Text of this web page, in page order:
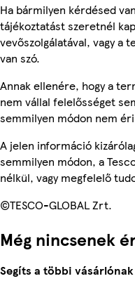
Ha bármilyen kérdésed
tájékoztatást szeretnél
vevőszolgálatával, vagy a
van szó.
Annak ellenére, hogy a
nem vállal felelősséget
semmilyen módon nem
A jelen információ
semmilyen módon, a
nélkül, vagy megfelelő
©TESCO-GLOBAL Zrt.
Még nincsenek
Segíts a többi vásárlónak